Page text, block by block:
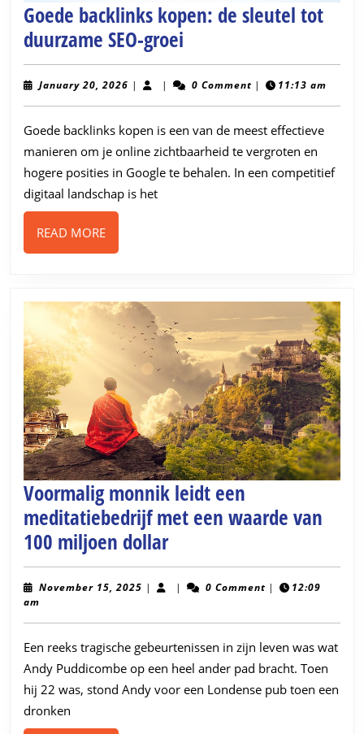
Goede backlinks kopen: de sleutel tot
duurzame SEO-groei
backlinks
kopen:
de
sleutel
tot
duurzame
January 20, 2026 January
| | 0 Comment | 11:13 am
Goede backlinks kopen is een van de meest effectieve
manieren om je online zichtbaarheid te vergroten en
hogere posities in Google te behalen. In een competitief
digitaal landschap is het
READ MOREREAD
MORE
Voormalig monnik leidt een
meditatiebedrijf met een waarde van
100 miljoen dollarVoormalig
monnik
leidt
meditatiebedrijf
met
een
November 15, 2025 November
| | 0 Comment |
12:09
am
Een reeks tragische gebeurtenissen in zijn leven was wat
Andy Puddicombe op een heel ander pad bracht. Toen
hij 22 was, stond Andy voor een Londense pub toen een
dronken